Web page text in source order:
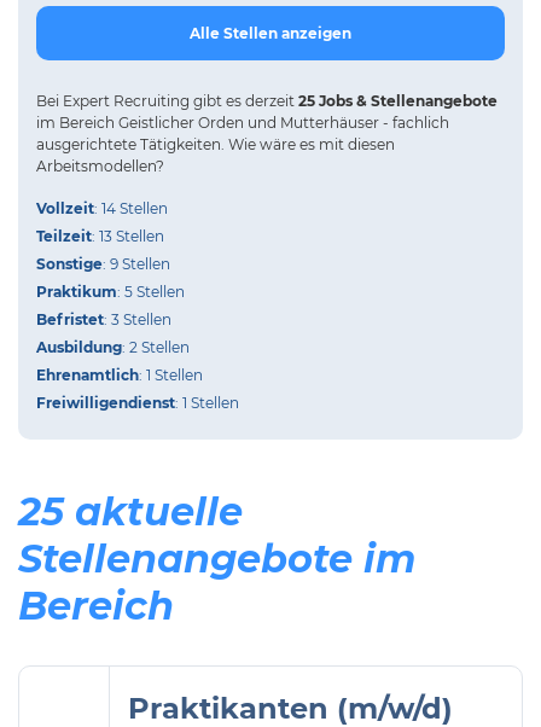
Alle Stellen anzeigen
Bei Expert Recruiting gibt es derzeit 25 Jobs & Stellenangebote
im Bereich Geistlicher Orden und Mutterhäuser - fachlich
ausgerichtete Tätigkeiten. Wie wäre es mit diesen
Arbeitsmodellen?
Vollzeit: 14 Stellen
Teilzeit: 13 Stellen
Sonstige: 9 Stellen
Praktikum: 5 Stellen
Befristet: 3 Stellen
Ausbildung: 2 Stellen
Ehrenamtlich: 1 Stellen
Freiwilligendienst: 1 Stellen
25 aktuelle
Stellenangebote im
Bereich
Praktikanten (m/w/d)